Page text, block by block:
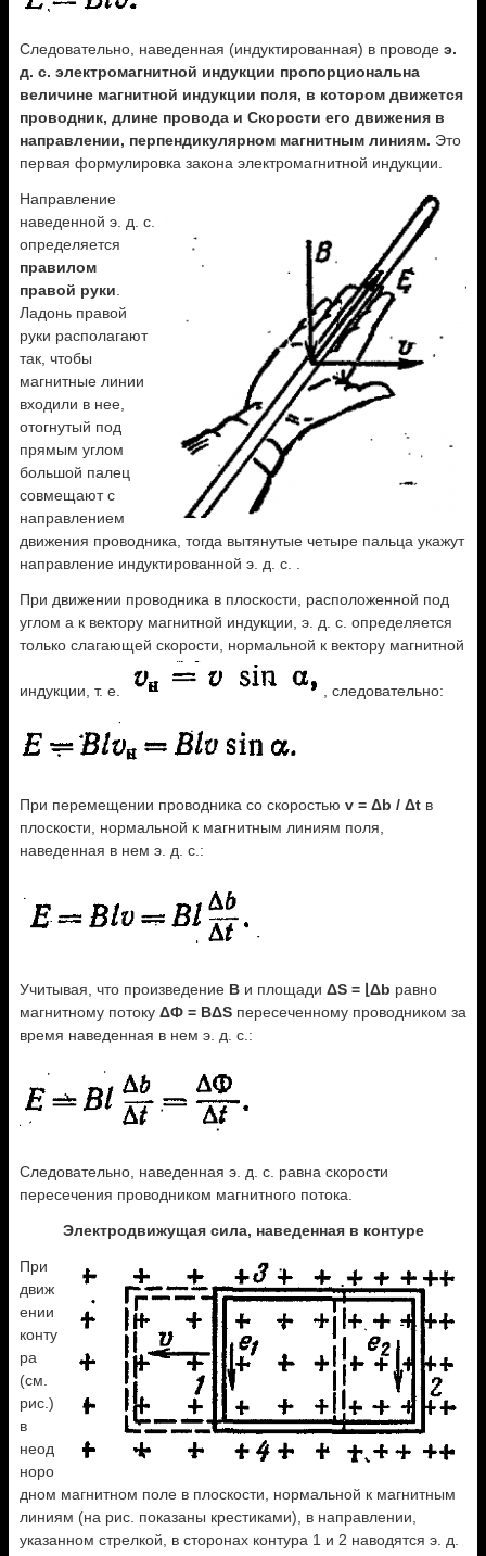
Следовательно, наведенная (индуктированная) в проводе э.
д. с. электромагнитной индукции пропорциональна
величине магнитной индукции поля, в котором движется
проводник, длине провода и Скорости его движения в
направлении, перпендикулярном магнитным линиям. Это
первая формулировка закона электромагнитной индукции.
Направление
наведенной э. д. с.
определяется
правилом
правой руки
Ладонь правой
руки располагают
так, чтобы
магнитные линии
входили в нее,
отогнутый под
прямым углом
большой палец
совмещают с
направлением
движения проводника, тогда вытянутые четыре пальца укажут
направление индуктированной э. д. с. .
При движении проводника в плоскости, расположенной под
углом а к вектору магнитной индукции, э. д. с. определяется
только слагающей скорости, нормальной к вектору магнитной
индукции, т. е. , следовательно:
При перемещении проводника со скоростью v = Δb / Δt в
плоскости, нормальной к магнитным линиям поля,
наведенная в нем э. д. с.:
Учитывая, что произведение В и площади ΔS = ⌊Δb равно
магнитному потоку ΔФ = BΔS пересеченному проводником за
время наведенная в нем э. д. с.:
Следовательно, наведенная э. д. с. равна скорости
пересечения проводником магнитного потока.
Электродвижущая сила, наведенная в контуре
При
движ
ении
конту
ра
(см.
рис.)
в
неод
норо
дном магнитном поле в плоскости, нормальной к магнитным
линиям (на рис. показаны крестиками), в направлении,
указанном стрелкой, в сторонах контура 1 и 2 наводятся э. д.